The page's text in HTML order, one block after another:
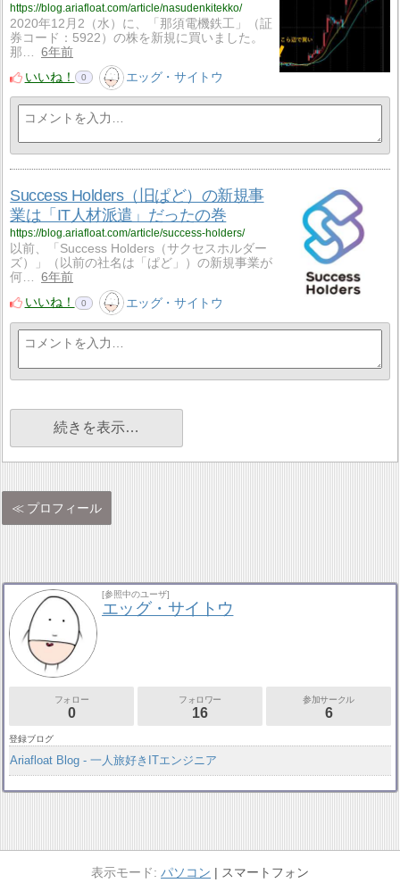
https://blog.ariafloat.com/article/nasudenkitekko/
2020年12月2（水）に、「那須電機鉄工」（証
券コード：5922）の株を新規に買いました。
那…
6年前
いいね！
0 エッグ・サイトウ
Success Holders（旧ぱど）の新規事
業は「IT人材派遣」だったの巻
https://blog.ariafloat.com/article/success-holders/
以前、「Success Holders（サクセスホルダー
ズ）」（以前の社名は「ぱど」）の新規事業が
何…
6年前
いいね！
0 エッグ・サイトウ
続きを表示…
プロフィール
[参照中のユーザ]
エッグ・サイトウ
フォロー
0
フォロワー
16
参加サークル
6
登録ブログ
Ariafloat Blog ‐ 一人旅好きITエンジニア
パソコン スマートフォン